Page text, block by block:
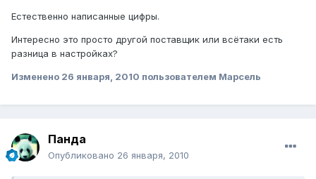
Естественно написанные цифры.
Интересно это просто другой поставщик или всётаки есть
разница в настройках?
Изменено 26 января, 2010 пользователем Марсель
Панда
Опубликовано 26 января, 2010